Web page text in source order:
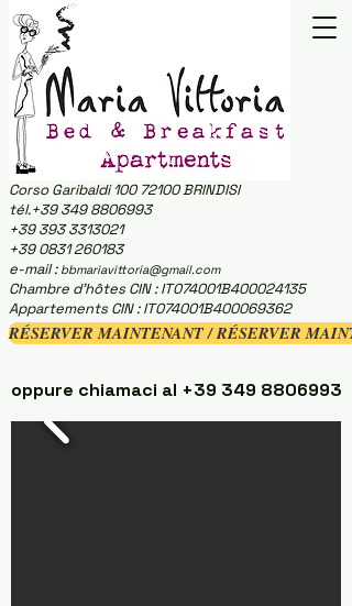
Corso Garibaldi100 72100BRINDISI
tél.+39 349 8806993
+39 393 3313021
+39 0831 260183
e-mail : bbmariavittoria@gmail.com
Chambre d'hôtes CIN : IT074001B400024135
Appartements CIN : IT074001B400069362
RÉSERVER MAINTENANT / RÉSERVER
oppure chiamaci al +39 349 8806993